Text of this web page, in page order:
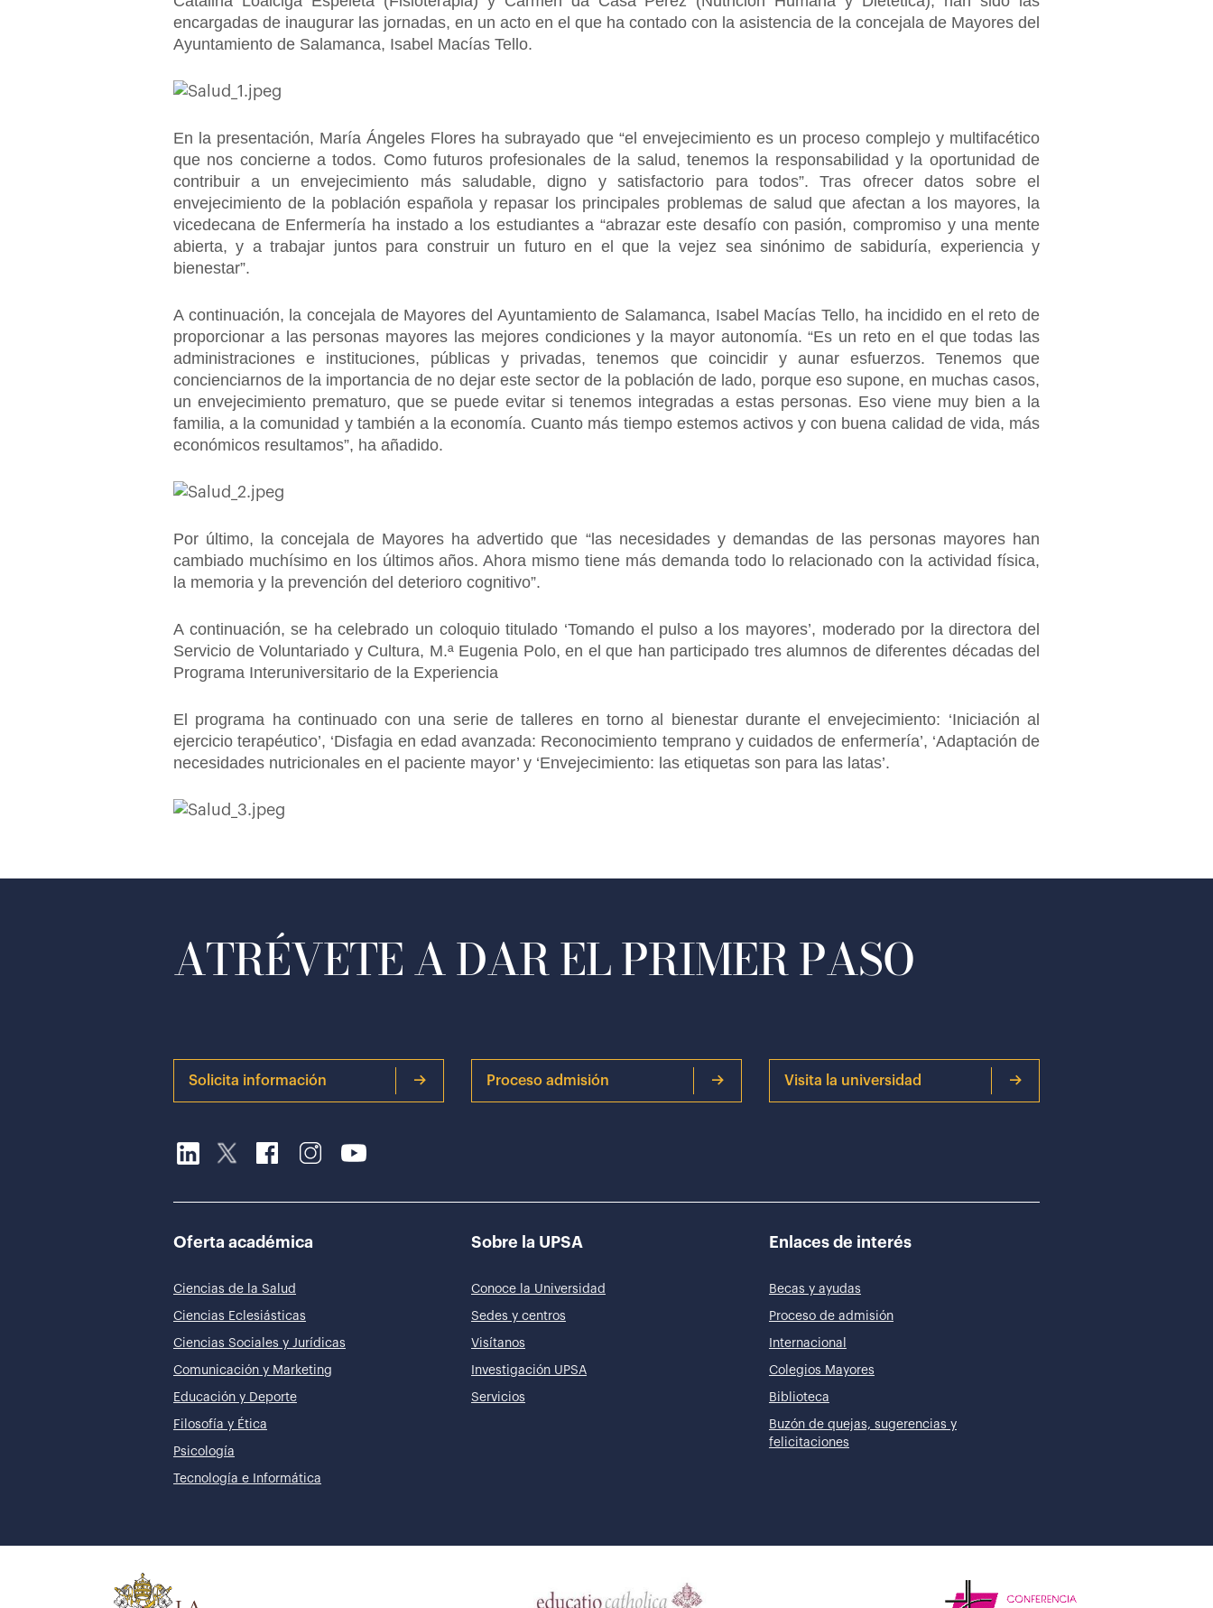
encargadas de inaugurar las jornadas, en un acto en el que ha contado con la asistencia de la concejala de Mayores del
Ayuntamiento de Salamanca, Isabel Macías Tello.
En la presentación, María Ángeles Flores ha subrayado que “el envejecimiento es un proceso complejo y multifacético
que nos concierne a todos. Como futuros profesionales de la salud, tenemos la responsabilidad y la oportunidad de
contribuir a un envejecimiento más saludable, digno y satisfactorio para todos”. Tras ofrecer datos sobre el
envejecimiento de la población española y repasar los principales problemas de salud que afectan a los mayores, la
vicedecana de Enfermería ha instado a los estudiantes a “abrazar este desafío con pasión, compromiso y una mente
abierta, y a trabajar juntos para construir un futuro en el que la vejez sea sinónimo de sabiduría, experiencia y
bienestar”.
A continuación, la concejala de Mayores del Ayuntamiento de Salamanca, Isabel Macías Tello, ha incidido en el reto de
proporcionar a las personas mayores las mejores condiciones y la mayor autonomía. “Es un reto en el que todas las
administraciones e instituciones, públicas y privadas, tenemos que coincidir y aunar esfuerzos. Tenemos que
concienciarnos de la importancia de no dejar este sector de la población de lado, porque eso supone, en muchas casos,
un envejecimiento prematuro, que se puede evitar si tenemos integradas a estas personas. Eso viene muy bien a la
familia, a la comunidad y también a la economía. Cuanto más tiempo estemos activos y con buena calidad de vida, más
económicos resultamos”, ha añadido.
Por último, la concejala de Mayores ha advertido que “las necesidades y demandas de las personas mayores han
cambiado muchísimo en los últimos años. Ahora mismo tiene más demanda todo lo relacionado con la actividad física,
la memoria y la prevención del deterioro cognitivo”.
A continuación, se ha celebrado un coloquio titulado ‘Tomando el pulso a los mayores’, moderado por la directora del
Servicio de Voluntariado y Cultura, M.ª Eugenia Polo, en el que han participado tres alumnos de diferentes décadas del
Programa Interuniversitario de la Experiencia
El programa ha continuado con una serie de talleres en torno al bienestar durante el envejecimiento: ‘Iniciación al
ejercicio terapéutico’, ‘Disfagia en edad avanzada: Reconocimiento temprano y cuidados de enfermería’, ‘Adaptación de
necesidades nutricionales en el paciente mayor’ y ‘Envejecimiento: las etiquetas son para las latas’.
ATRÉVETE A DAR EL PRIMER PASO
Solicita información Proceso admisión Visita la universidad
Oferta académica
Ciencias de la Salud
Ciencias Eclesiásticas
Ciencias Sociales y Jurídicas
Comunicación y Marketing
Educación y Deporte
Filosofía y Ética
Psicología
Tecnología e Informática
Sobre la UPSA
Conoce la Universidad
Sedes y centros
Visítanos
Investigación UPSA
Servicios
Enlaces de interés
Becas y ayudas
Proceso de admisión
Internacional
Colegios Mayores
Biblioteca
Buzón de quejas, sugerencias y
felicitaciones